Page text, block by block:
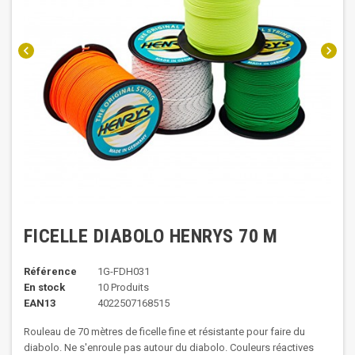
chevron_left chevron_right
FICELLE DIABOLO HENRYS 70 M
Référence
1G-FDH031
En stock
10 Produits
EAN13
4022507168515
Rouleau de 70 mètres de ficelle fine et résistante pour faire du
diabolo. Ne s'enroule pas autour du diabolo. Couleurs réactives